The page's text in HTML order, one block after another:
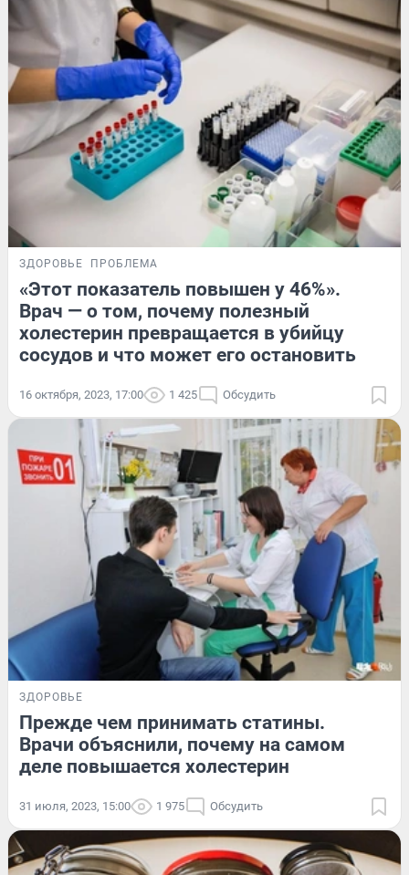
ЗДОРОВЬЕ ПРОБЛЕМА
«Этот показатель повышен у 46%».
Врач — о том, почему полезный
холестерин превращается в убийцу
сосудов и что может его остановить
16 октября, 2023, 17:00 1 425 Обсудить
ЗДОРОВЬЕ
Прежде чем принимать статины.
Врачи объяснили, почему на самом
деле повышается холестерин
31 июля, 2023, 15:00 1 975 Обсудить